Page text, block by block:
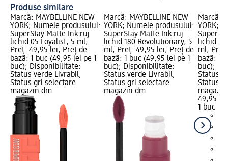
Produse similare
Marcă: MAYBELLINE NEW
YORK; Numele produsului:
SuperStay Matte Ink ruj
lichid 05 Loyalist, 5 ml;
Preț: 49,95 lei; Preț de
bază: 1 buc (49,95 lei pe 1
buc); Disponibilitate:
Status verde Livrabil,
Status gri selectare
magazin dm
Marcă: MAYBELLINE NEW
YORK; Numele produsului:
SuperStay Matte Ink ruj
lichid 180 Revolutionary, 5
ml; Preț: 49,95 lei; Preț de
bază: 1 buc (49,95 lei pe 1
buc); Disponibilitate:
Status verde Livrabil,
Status gri selectare
magazin dm
Marcă:
YORK;
lichid
ml;
bază: 1
buc);
Status
Status
49,95 lei
1 buc